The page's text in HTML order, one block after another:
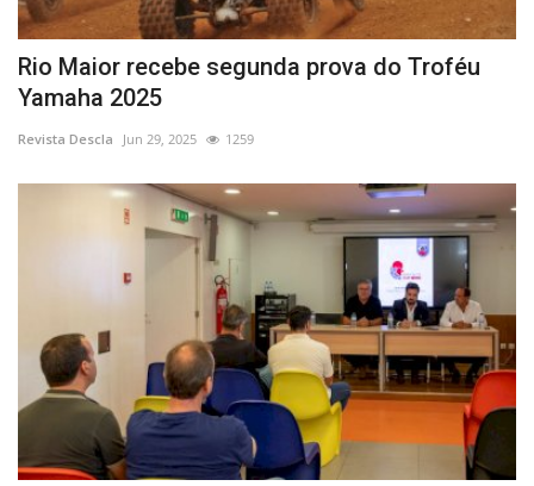
Rio Maior recebe segunda prova do Troféu
Yamaha 2025
Revista Descla Jun 29, 2025 1259